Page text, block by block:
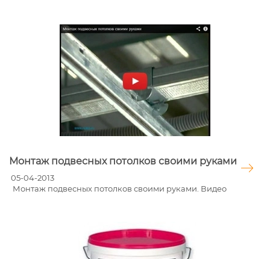
Монтаж подвесных потолков своими руками
05-04-2013
Монтаж подвесных потолков своими руками. Видео